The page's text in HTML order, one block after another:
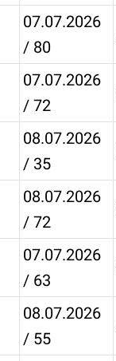
07.07.2026
/ 80
07.07.2026
/ 72
08.07.2026
/ 35
08.07.2026
/ 72
07.07.2026
/ 63
08.07.2026
/ 55